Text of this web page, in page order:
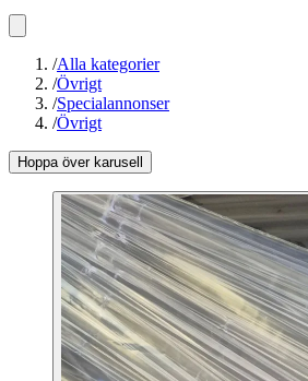
/Alla kategorier
/Övrigt
/Specialannonser
/Övrigt
Hoppa över karusell